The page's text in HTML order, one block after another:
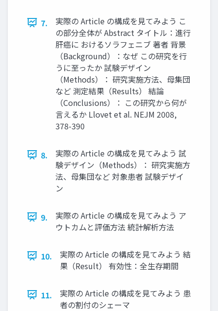
7.
実際の Article の構成を見てみよう こ
の部分全体が Abstract タイトル：進行
肝癌に おけるソラフェニブ 著者 背景
（Background）：なぜ この研究を行
うに至ったか 試験デザイン
（Methods）： 研究実施方法、母集団
など 測定結果（Results） 結論
（Conclusions）： この研究から何が
言えるか Llovet et al. NEJM 2008,
378-390
8.
実際の Article の構成を見てみよう 試
験デザイン（Methods）： 研究実施方
法、母集団など 対象患者 試験デザイ
ン
9.
実際の Article の構成を見てみよう ア
ウトカムと評価方法 統計解析方法
10.
実際の Article の構成を見てみよう 結
果（Result） 有効性：全生存期間
11.
実際の Article の構成を見てみよう 患
者の割付のシェーマ